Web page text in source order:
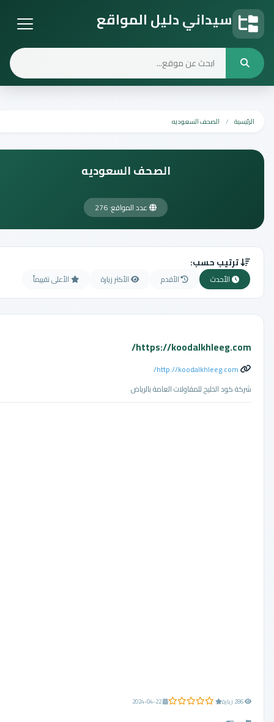
سيداني دليل المواقع
دليل المواقع
الرئيسية الصحف السعوديه
الصحف السعوديه
عدد المواقع: 276
ترتيب حسب:
الأحدث الأقدم الأكثر زيارة الأعلى تقييماً
https://koodalkhleeg.com/
http://koodalkhleeg.com/
شركة كود الخليج للمقاولات العامة بالرياض
0.0 من 5 نجوم
2024-04-22